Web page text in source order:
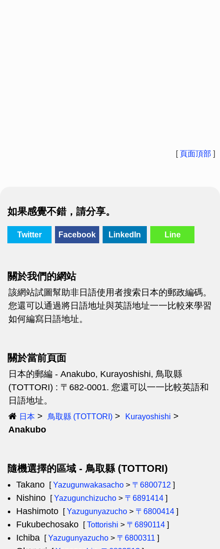
[ 頁面頂部 ]
如果感覺不錯，請分享。
Twitter Facebook LinkedIn Line
關於我們的網站
該網站試圖幫助非日語使用者搜索日本的郵政編碼。
您還可以通過將日語地址與英語地址一一比較來學習
如何編寫日語地址。
關於當前頁面
日本的郵編 - Anakubo, Kurayoshishi, 鳥取縣
(TOTTORI) : 〒682-0001. 您還可以一一比較英語和
日語地址。
日本 鳥取縣 (TOTTORI) Kurayoshishi
Anakubo
隨機選擇的區域 - 鳥取縣 (TOTTORI)
Takano [Yazugunwakasacho > 〒6800712 ]
Nishino [Yazugunchizucho > 〒6891414 ]
Hashimoto [Yazugunyazucho > 〒6800414 ]
Fukubechosako [Tottorishi > 〒6890114 ]
Ichiba [Yazugunyazucho > 〒6800311 ]